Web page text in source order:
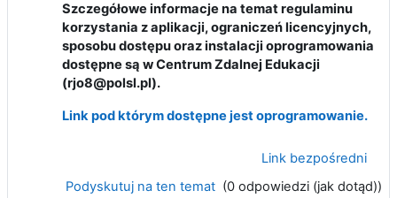
Szczegółowe informacje na temat regulaminu
korzystania z aplikacji, ograniczeń licencyjnych,
sposobu dostępu oraz instalacji oprogramowania
dostępne są w Centrum Zdalnej Edukacji
(rjo8@polsl.pl).
Link pod którym dostępne jest oprogramowanie.
Link bezpośredni
Podyskutuj na ten temat (0 odpowiedzi (jak dotąd))